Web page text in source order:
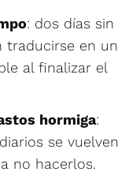
: dos días sin
traducirse en un
al finalizar el
hormiga:
se vuelven
no hacerlos.